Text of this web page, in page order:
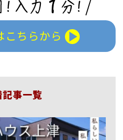
こちらから
記事一覧